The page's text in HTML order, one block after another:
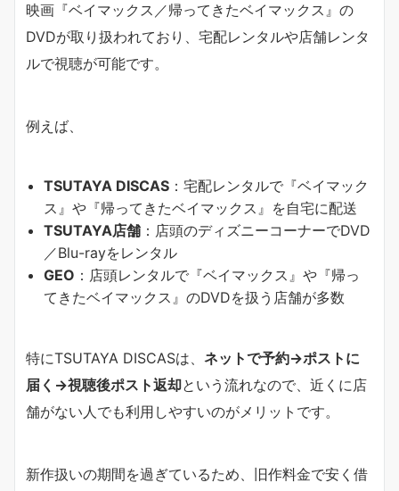
映画『ベイマックス／帰ってきたベイマックス』の
DVDが取り扱われており、宅配レンタルや店舗レンタ
ルで視聴が可能です。
例えば、
TSUTAYA DISCAS ：宅配レンタルで『ベイマック
ス』や『帰ってきたベイマックス』を自宅に配送
TSUTAYA店舗 ：店頭のディズニーコーナーでDVD
／Blu-rayをレンタル
GEO ：店頭レンタルで『ベイマックス』や『帰っ
てきたベイマックス』のDVDを扱う店舗が多数
特にTSUTAYA DISCASは、 ネットで予約→ポストに
届く→視聴後ポスト返却という流れなので、近くに店
舗がない人でも利用しやすいのがメリットです。
新作扱いの期間を過ぎているため、旧作料金で安く借